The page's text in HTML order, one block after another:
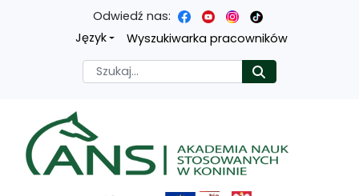
Przejdź
treści
głównej
Przejdź
menu
nawigacyjnego
Przejdź
wyszukiwarki
Przejdź
mapy
strony
Odwiedź nas:
Język
Wyszukiwarka pracowników
Szukaj
Akademia nauk